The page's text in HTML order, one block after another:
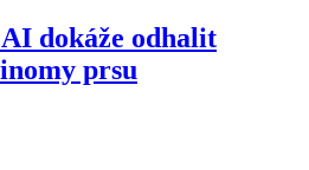
dokáže odhalit
prsu